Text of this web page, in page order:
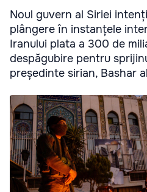
Noul guvern al Siriei
plângere în instanțele
Iranului plata a 300 de
despăgubire pentru
președinte sirian, Bashar